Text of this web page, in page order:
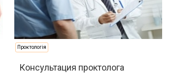
Проктологія
Консультация проктолога